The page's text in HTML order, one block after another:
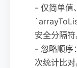
- 仅简单值
安全分隔符
- 忽略顺序
次统计比对